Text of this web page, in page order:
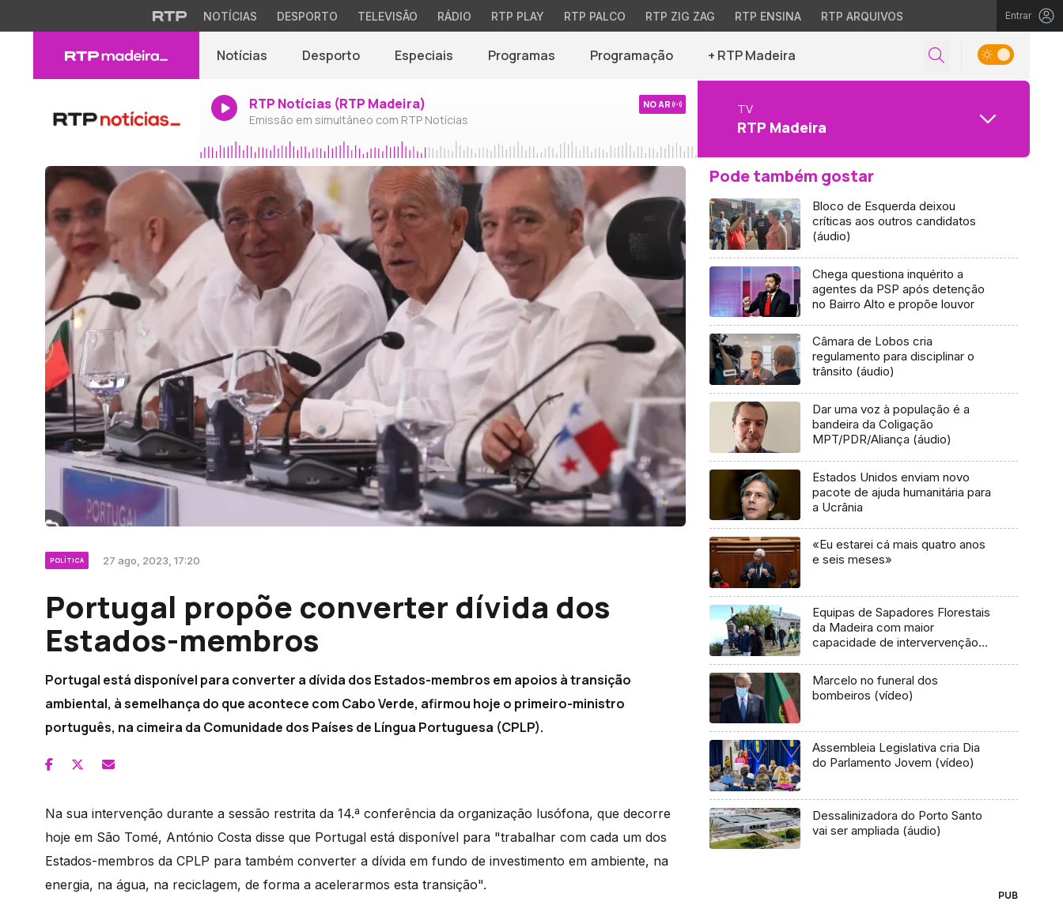
NOTÍCIAS DESPORTO TELEVISÃO RÁDIO RTP PLAY RTP PALCO RTP ZIG ZAG RTP ENSINA RTP ARQUIVOS Entrar
Notícias Desporto Especiais Programas Programação + RTP Madeira
RTP Notícias (RTP Madeira)
Emissão em simultâneo com RTP Notícias
NO AR TV
RTP Madeira
POLÍTICA 27 ago, 2023, 17:20
Portugal propõe converter dívida dos
Estados-membros
Portugal está disponível para converter a dívida dos Estados-membros em apoios à transição
ambiental, à semelhança do que acontece com Cabo Verde, afirmou hoje o primeiro-ministro
português, na cimeira da Comunidade dos Países de Língua Portuguesa (CPLP).
Na sua intervenção durante a sessão restrita da 14.ª conferência da organização lusófona, que decorre
hoje em São Tomé, António Costa disse que Portugal está disponível para "trabalhar com cada um dos
Estados-membros da CPLP para também converter a dívida em fundo de investimento em ambiente, na
energia, na água, na reciclagem, de forma a acelerarmos esta transição".
Pode também gostar
Bloco de Esquerda deixou
críticas aos outros candidatos
(áudio)
Chega questiona inquérito a
agentes da PSP após detenção
no Bairro Alto e propõe louvor
Câmara de Lobos cria
regulamento para disciplinar o
trânsito (áudio)
Dar uma voz à população é a
bandeira da Coligação
MPT/PDR/Aliança (áudio)
Estados Unidos enviam novo
pacote de ajuda humanitária para
a Ucrânia
«Eu estarei cá mais quatro anos
e seis meses»
Equipas de Sapadores Florestais
da Madeira com maior
capacidade de intervervenção
Marcelo no funeral dos
bombeiros (vídeo)
Assembleia Legislativa cria Dia
do Parlamento Jovem (vídeo)
Dessalinizadora do Porto Santo
vai ser ampliada (áudio)
PUB